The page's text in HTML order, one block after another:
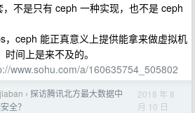
不是只有 ceph 一种实现，也不是 ceph
，ceph 能正真意义上提供能拿来做虚拟机
间上是来不及的。
www.sohu.com/a/160635754_505802
› 探访腾讯北方最大数据中
全？
2018 年 8
月 10 日